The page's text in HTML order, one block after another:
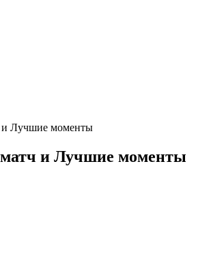
Лучшие моменты
и Лучшие моменты